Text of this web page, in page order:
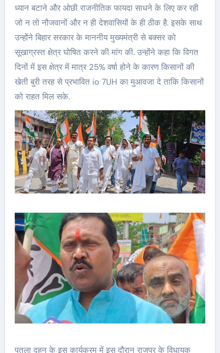
ध्यान बटाने और ओछी राजनीतिक फायदा साधने के लिए कर रही
जो न तो नौजवानों और न ही देशवासियों के ही ठीक है. इसके साथ
उन्होंने बिहार सरकार के माननीय मुख्यमंत्री से बक्सर को
सूखाग्रस्त क्षेत्र घोषित करने की मांग की. उन्होंने कहा कि विगत
दिनों में इस क्षेत्र में मात्र 25% वर्षा होने के कारण किसानों की
खेती बुरी तरह से प्रभावित io 7UH का मुआवजा दे ताकि किसानों
को राहत मिल सके.
पुतला दहन के इस कार्यक्रम में इस दौरान राजपुर के विधायक